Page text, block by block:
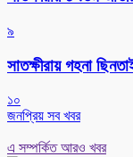
৯
সাতক্ষীরায় গহনা
১০
জনপ্রিয় সব খবর
এ সম্পর্কিত আরও খবর